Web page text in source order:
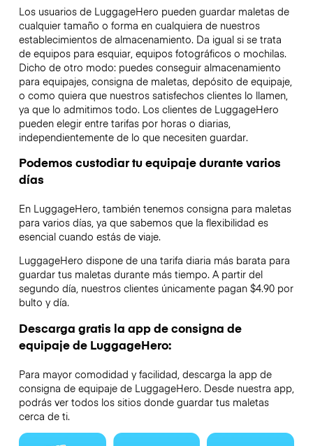
Los usuarios de LuggageHero pueden guardar maletas de
cualquier tamaño o forma en cualquiera de nuestros
establecimientos de almacenamiento. Da igual si se trata
de equipos para esquiar, equipos fotográficos o mochilas.
Dicho de otro modo: puedes conseguir almacenamiento
para equipajes, consigna de maletas, depósito de equipaje,
o como quiera que nuestros satisfechos clientes lo llamen,
ya que lo admitimos todo. Los clientes de LuggageHero
pueden elegir entre tarifas por horas o diarias,
independientemente de lo que necesiten guardar.
Podemos custodiar tu equipaje durante varios
días
En LuggageHero, también tenemos consigna para maletas
para varios días, ya que sabemos que la flexibilidad es
esencial cuando estás de viaje.
LuggageHero dispone de una tarifa diaria más barata para
guardar tus maletas durante más tiempo. A partir del
segundo día, nuestros clientes únicamente pagan $4.90 por
bulto y día.
Descarga gratis la app de consigna de
equipaje de LuggageHero:
Para mayor comodidad y facilidad, descarga la app de
consigna de equipaje de LuggageHero. Desde nuestra app,
podrás ver todos los sitios donde guardar tus maletas
cerca de ti.